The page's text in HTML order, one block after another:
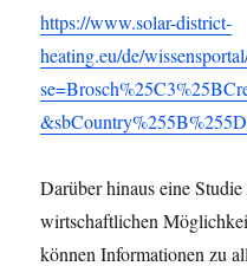
https://www.solar-district-
heating.eu/de/
Darüber hinaus eine
wirtschaftlichen
können Informationen zu